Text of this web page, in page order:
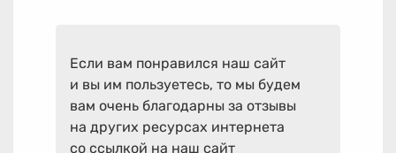
Если вам понравился наш сайт
и вы им пользуетесь, то мы будем
вам очень благодарны за отзывы
на других ресурсах интернета
со ссылкой на наш сайт